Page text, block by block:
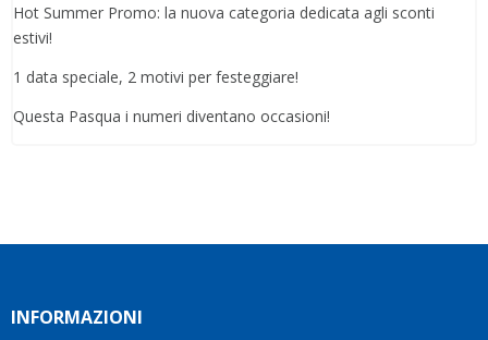
Hot Summer Promo: la nuova categoria dedicata agli sconti
estivi!
1 data speciale, 2 motivi per festeggiare!
Questa Pasqua i numeri diventano occasioni!
INFORMAZIONI